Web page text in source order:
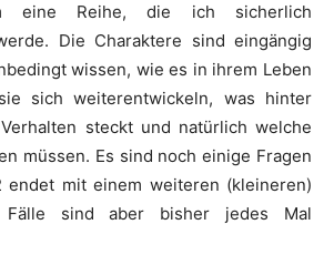
eine Reihe, die ich sicherlich
Die Charaktere sind eingängig
wissen, wie es in ihrem Leben
sich weiterentwickeln, was hinter
steckt und natürlich welche
müssen. Es sind noch einige Fragen
endet mit einem weiteren (kleineren)
Fälle sind aber bisher jedes Mal